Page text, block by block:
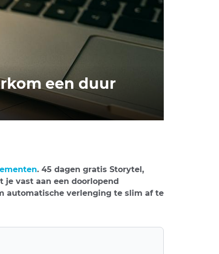
een duur
. 45 dagen gratis Storytel,
je vast aan een doorlopend
automatische verlenging te slim af te